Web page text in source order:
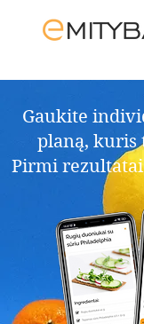
Gaukite
planą, kuris
Pirmi